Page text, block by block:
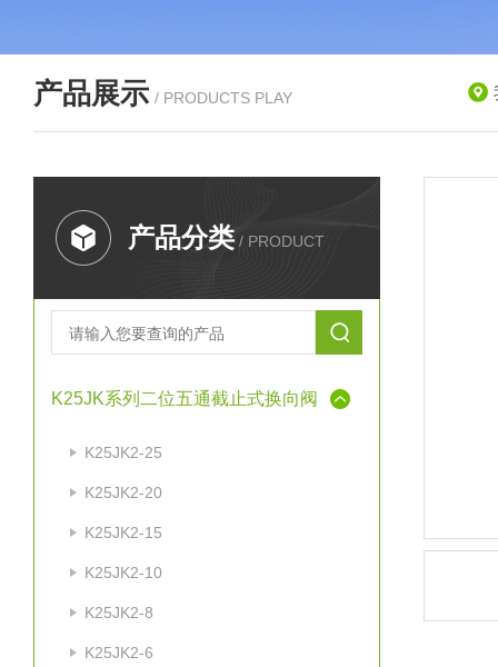
产品展示 / PRODUCTS PLAY
产品分类 / PRODUCT
K25JK系列二位五通截止式换向阀
K25JK2-25
K25JK2-20
K25JK2-15
K25JK2-10
K25JK2-8
K25JK2-6